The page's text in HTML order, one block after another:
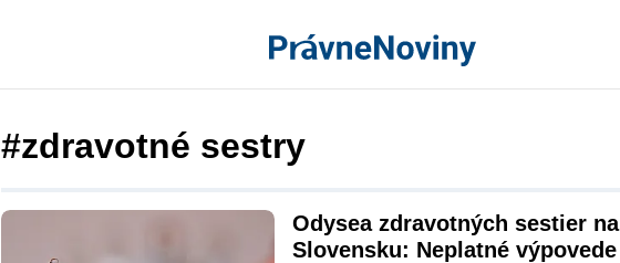
#zdravotné sestry
Odysea zdravotných sestier na
Slovensku: Neplatné